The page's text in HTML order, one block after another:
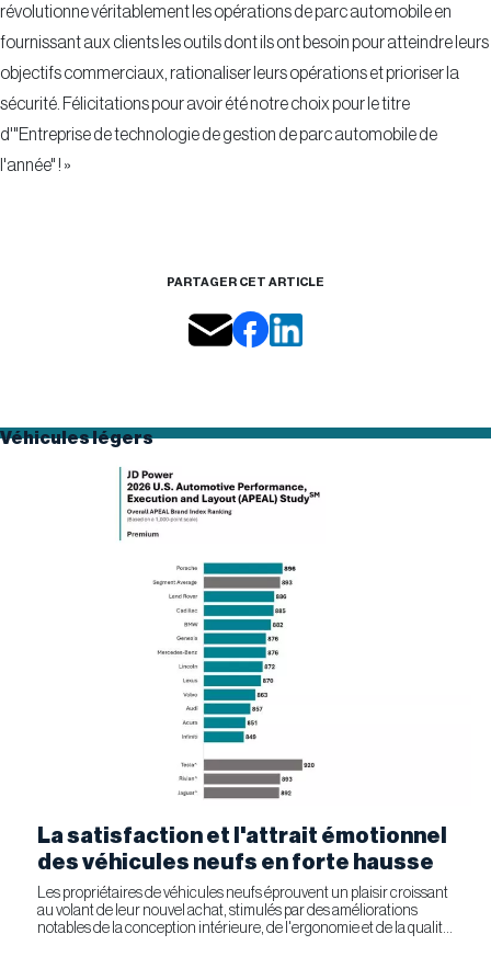
révolutionne véritablement les opérations de parc automobile en
fournissant aux clients les outils dont ils ont besoin pour atteindre leurs
objectifs commerciaux, rationaliser leurs opérations et prioriser la
sécurité. Félicitations pour avoir été notre choix pour le titre
d'"Entreprise de technologie de gestion de parc automobile de
l'année" ! »
PARTAGER CET ARTICLE
Véhicules légers
La satisfaction et l'attrait émotionnel
des véhicules neufs en forte hausse
Les propriétaires de véhicules neufs éprouvent un plaisir croissant
au volant de leur nouvel achat, stimulés par des améliorations
notables de la conception intérieure, de l'ergonomie et de la qualité